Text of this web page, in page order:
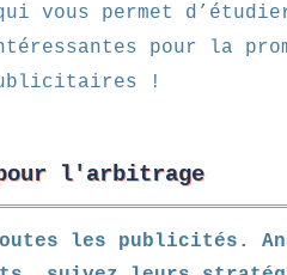
vous permet
pour la
!
pour l'arbitrage
les publicités.